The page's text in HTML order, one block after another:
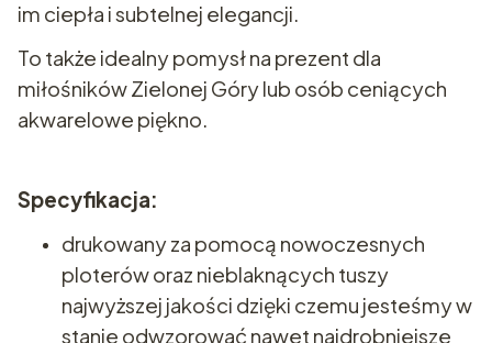
im ciepła i subtelnej elegancji.
To także idealny pomysł na prezent dla
miłośników Zielonej Góry lub osób ceniących
akwarelowe piękno.
Specyfikacja:
drukowany za pomocą nowoczesnych
ploterów oraz nieblaknących tuszy
najwyższej jakości dzięki czemu jesteśmy w
stanie odwzorować nawet najdrobniejsze